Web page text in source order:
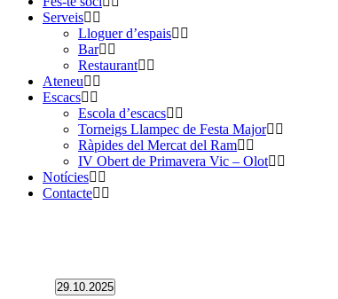
Serveis
Lloguer d’espais
Bar
Restaurant
Ateneu
Escacs
Escola d’escacs
Torneigs Llampec de Festa Major
Ràpides del Mercat del Ram
IV Obert de Primavera Vic – Olot
Notícies
Contacte
29.10.2025